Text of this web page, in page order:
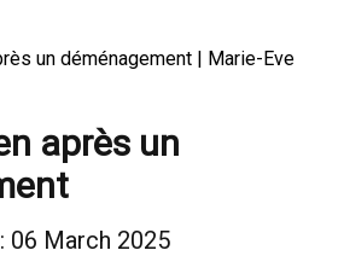
un déménagement | Marie-Eve
après un
06 March 2025